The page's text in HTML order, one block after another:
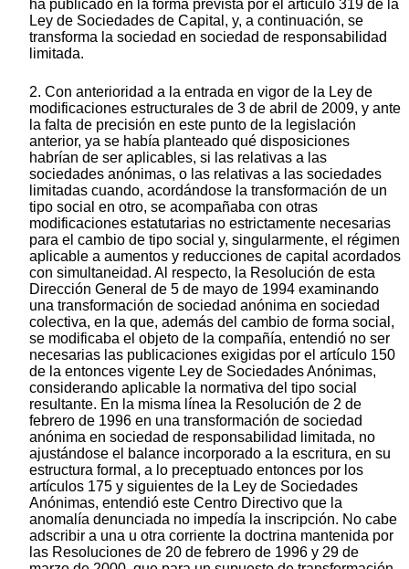
ha publicado en la forma prevista por el artículo 319 de la
Ley de Sociedades de Capital, y, a continuación, se
transforma la sociedad en sociedad de responsabilidad
limitada.
2. Con anterioridad a la entrada en vigor de la Ley de
modificaciones estructurales de 3 de abril de 2009, y ante
la falta de precisión en este punto de la legislación
anterior, ya se había planteado qué disposiciones
habrían de ser aplicables, si las relativas a las
sociedades anónimas, o las relativas a las sociedades
limitadas cuando, acordándose la transformación de un
tipo social en otro, se acompañaba con otras
modificaciones estatutarias no estrictamente necesarias
para el cambio de tipo social y, singularmente, el régimen
aplicable a aumentos y reducciones de capital acordados
con simultaneidad. Al respecto, la Resolución de esta
Dirección General de 5 de mayo de 1994 examinando
una transformación de sociedad anónima en sociedad
colectiva, en la que, además del cambio de forma social,
se modificaba el objeto de la compañía, entendió no ser
necesarias las publicaciones exigidas por el artículo 150
de la entonces vigente Ley de Sociedades Anónimas,
considerando aplicable la normativa del tipo social
resultante. En la misma línea la Resolución de 2 de
febrero de 1996 en una transformación de sociedad
anónima en sociedad de responsabilidad limitada, no
ajustándose el balance incorporado a la escritura, en su
estructura formal, a lo preceptuado entonces por los
artículos 175 y siguientes de la Ley de Sociedades
Anónimas, entendió este Centro Directivo que la
anomalía denunciada no impedía la inscripción. No cabe
adscribir a una u otra corriente la doctrina mantenida por
las Resoluciones de 20 de febrero de 1996 y 29 de